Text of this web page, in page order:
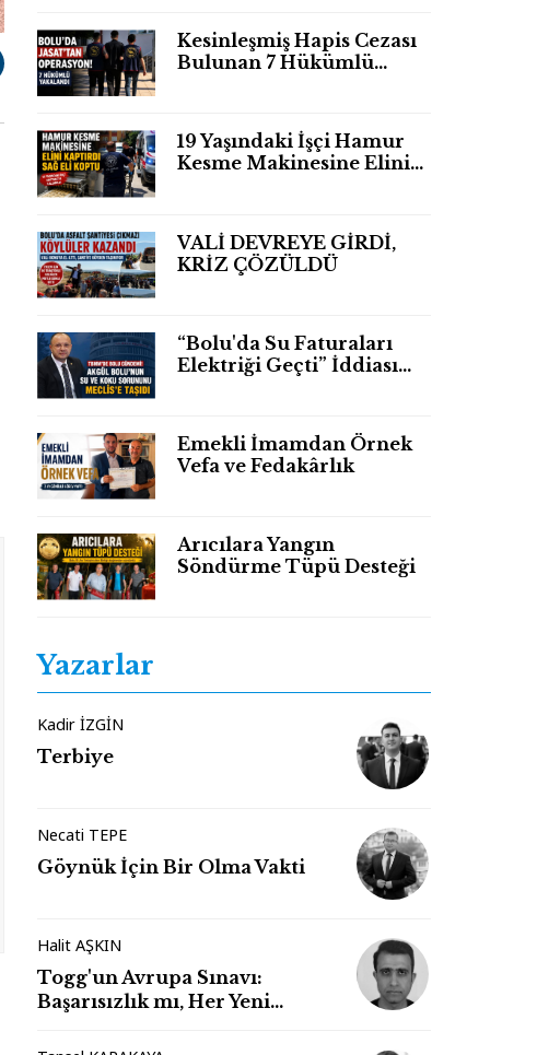
Kesinleşmiş Hapis Cezası
Bulunan 7 Hükümlü
19 Yaşındaki İşçi Hamur
Kesme Makinesine Elini
VALİ DEVREYE GİRDİ,
KRİZ ÇÖZÜLDÜ
“Bolu'da Su Faturaları
Elektriği Geçti” İddiası
Emekli İmamdan Örnek
Vefa ve Fedakârlık
Arıcılara Yangın
Söndürme Tüpü Desteği
Yazarlar
Kadir İZGİN
Terbiye
Necati TEPE
Göynük İçin Bir Olma Vakti
Halit AŞKIN
Togg'un Avrupa Sınavı:
Başarısızlık mı, Her Yeni